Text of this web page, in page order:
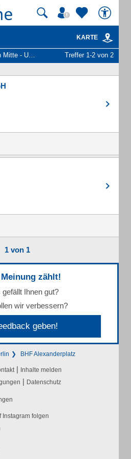
KARTE
und Personen Treffer 1-2 von 2
1 von 1
zählt!
gefällt Ihnen gut?
wir verbessern?
geben!
BHF Alexanderplatz
| Inhalte melden
| Datenschutz
Instagram folgen